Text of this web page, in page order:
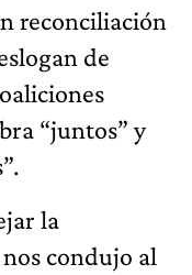
reconciliación
de
“juntos” y
la
condujo al